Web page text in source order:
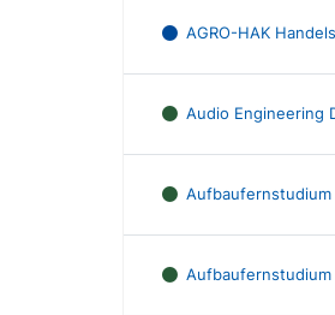
AGRO-HAK
Audio Engineering